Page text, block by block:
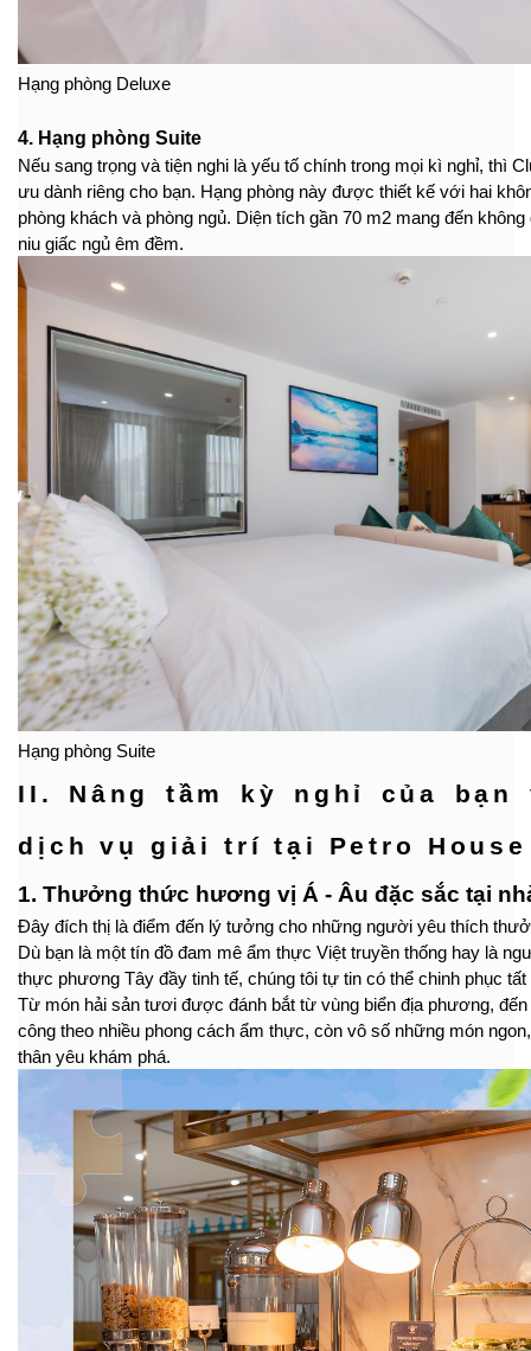
Hạng phòng Deluxe
4. Hạng phòng Suite
Nếu sang trọng và tiện nghi là yếu tố chính trong mọi kì nghỉ, thì
ưu dành riêng cho bạn. Hạng phòng này được thiết kế với hai
phòng khách và phòng ngủ. Diện tích gần 70 m2 mang đến
niu giấc ngủ êm đềm.
Hạng phòng Suite
II. Nâng tầm kỳ nghỉ của bạn
dịch vụ giải trí tại Petro House
1. Thưởng thức hương vị Á - Âu đặc sắc tại
Đây đích thị là điểm đến lý tưởng cho những người yêu thích
Dù bạn là một tín đồ đam mê ẩm thực Việt truyền thống hay là
thực phương Tây đầy tinh tế, chúng tôi tự tin có thể chinh phục
Từ món hải sản tươi được đánh bắt từ vùng biển địa phương,
công theo nhiều phong cách ẩm thực, còn vô số những món
thân yêu khám phá.